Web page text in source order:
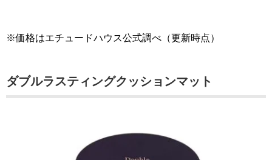
※価格はエチュードハウス公式調べ（更新時点）
ダブルラスティングクッションマット